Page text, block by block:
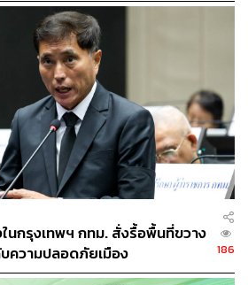
นกรุงเทพฯ กทม. สั่งรื้อพื้นที่ขวาง
ความปลอดภัยเมือง
186